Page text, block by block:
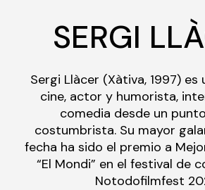
SERGI
Sergi Llàcer (Xàtiva, 1997)
cine, actor y humorista,
comedia desde un
costumbrista. Su mayor
fecha ha sido el premio a
“El Mondi” en el festival de
Notodofilmfest